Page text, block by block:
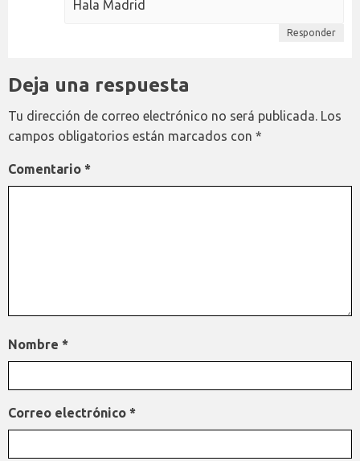
Hala Madrid
Responder
Deja una respuesta
Tu dirección de correo electrónico no será publicada. Los
campos obligatorios están marcados con *
Comentario *
Nombre *
Correo electrónico *